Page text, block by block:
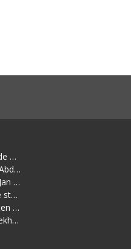
Handelsuitgave dissertatie over de Leidse vrouwenbeweging
Gratenpakhuis overhandigd aan Abdelhaq Jermoumi
Lines of Friendship voor Robert-Jan te Rijdt
Memorabele avond in het Leidse stadhuis
Deel 10 in de serie Bodemschatten en Bouwgeheimen verschenen
Nachtkaars gepresenteerd in boekhandel De Kler